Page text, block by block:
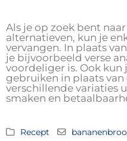
Als je op zoek bent
alternatieven, kun je
vervangen. In plaats
je bijvoorbeeld verse
voordeliger is. Ook
gebruiken in plaats
verschillende variaties
smaken en
Recept